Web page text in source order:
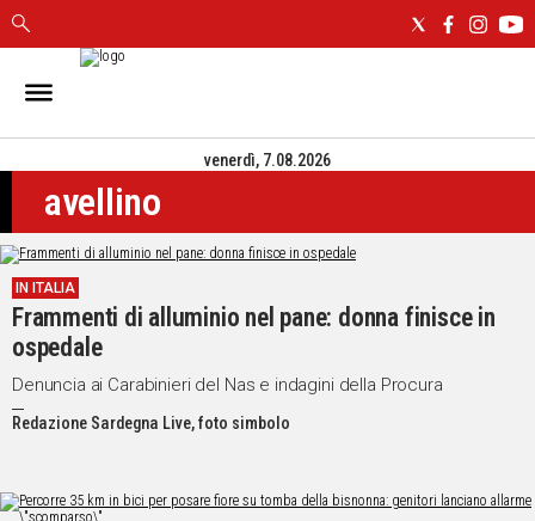
IN
CAGLIARI
SASSARI
NUORO
ORISTANO
SULCIS
GALLURA
OGLIASTRA
MEDIO
CAMPIDANO
NOTIZIE
venerdì, 7.08.2026
avellino
IN ITALIA
Frammenti di alluminio nel pane: donna finisce in
ospedale
Denuncia ai Carabinieri del Nas e indagini della Procura
Redazione Sardegna Live, foto simbolo